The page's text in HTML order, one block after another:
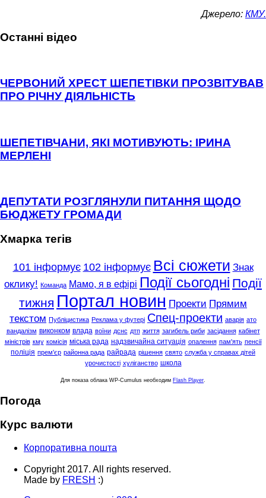
Джерело: КМУ.
Останні відео
ЧЕРВОНИЙ ХРЕСТ ШЕПЕТІВКИ ПРОЗВІТУВАВ
ПРО РІЧНУ ДІЯЛЬНІСТЬ
ШЕПЕТІВЧАНИ, ЯКІ МОТИВУЮТЬ: ІРИНА
МЕРЛЕНІ
ДЕПУТАТИ РОЗГЛЯНУЛИ ПИТАННЯ ЩОДО
БЮДЖЕТУ ГРОМАДИ
Хмарка тегів
101 інформує 102 інформує Всі сюжети Знак
оклику! Команда Мамо, я в ефірі Події сьогодні Події
тижня Портал новин Проекти Прямим
текстом Публіцистика Реклама у футері Спец-проекти аварія ато
вандалізм виконком влада воїни дснс дтп життя загибель риби засідання кабінет
міністрів кму комісія міська рада надзвичайна ситуація опалення пам'ять пенсії
поліція прем'єр районна рада райрада рішення свято служба у справах дітей
урочистості хуліганство школа
Для показа облака WP-Cumulus необходим Flash Player
Погода
Курс валюти
Корпоративна пошта
Copyright 2017. All rights reserved.
Made by FRESH :)